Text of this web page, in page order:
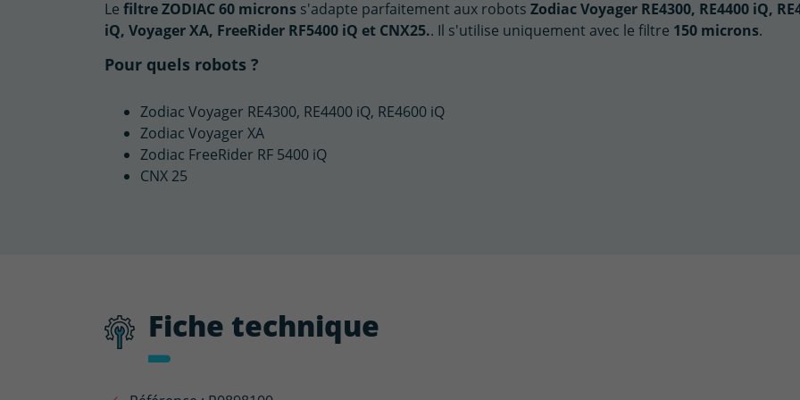
Le filtre ZODIAC 60 microns s'adapte parfaitement aux robots Zodiac Voyager RE4300, RE4400 iQ,
iQ, Voyager XA, FreeRider RF5400 iQ et CNX25.. Il s'utilise uniquement avec le filtre 150 microns.
Pour quels robots ?
Zodiac Voyager RE4300, RE4400 iQ, RE4600 iQ
Zodiac Voyager XA
Zodiac FreeRider RF 5400 iQ
CNX 25
Fiche technique